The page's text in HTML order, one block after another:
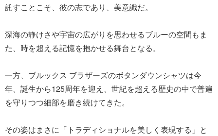
託すことこそ、彼の志であり、美意識だ。
深海の静けさや宇宙の広がりを思わせるブルーの空間もま
た、時を超える記憶を抱かせる舞台となる。
一方、ブルックス ブラザーズのボタンダウンシャツは今
年、誕生から125周年を迎え、世紀を超える歴史の中で普遍
を守りつつ細部を磨き続けてきた。
その姿はまさに「トラディショナルを美しく表現する」と